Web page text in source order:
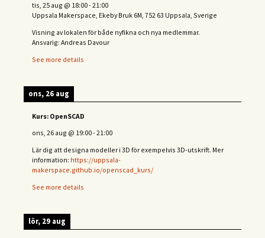
tis, 25 aug @ 18:00-21:00
Uppsala Makerspace, Ekeby Bruk 6M, 752 63 Uppsala, Sverige
Visning av lokalen för både nyfikna och nya medlemmar.
Ansvarig: Andreas Davour
See more details
ons, 26 aug
Kurs: OpenSCAD
ons, 26 aug @ 19:00-21:00
Lär dig att designa modeller i 3D för exempelvis 3D-utskrift. Mer
information: https://uppsala-
makerspace.github.io/openscad_kurs/
See more details
lör, 29 aug